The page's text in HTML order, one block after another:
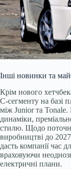
Інші новинки та
Крім нового
C-сегменту на базі
між Junior та Tonale.
динаміки,
стилю. Щодо
виробництві до
дасть компанії час
враховуючи
електричні плани.